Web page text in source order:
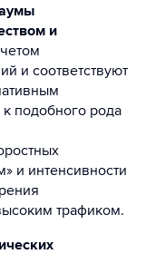
и
и соответствуют
подобного рода
и интенсивности
трафиком.